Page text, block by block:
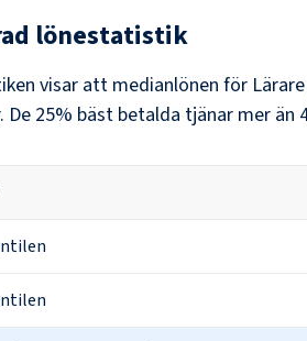
lönestatistik
visar att medianlönen för
. De 25% bäst betalda tjänar mer än